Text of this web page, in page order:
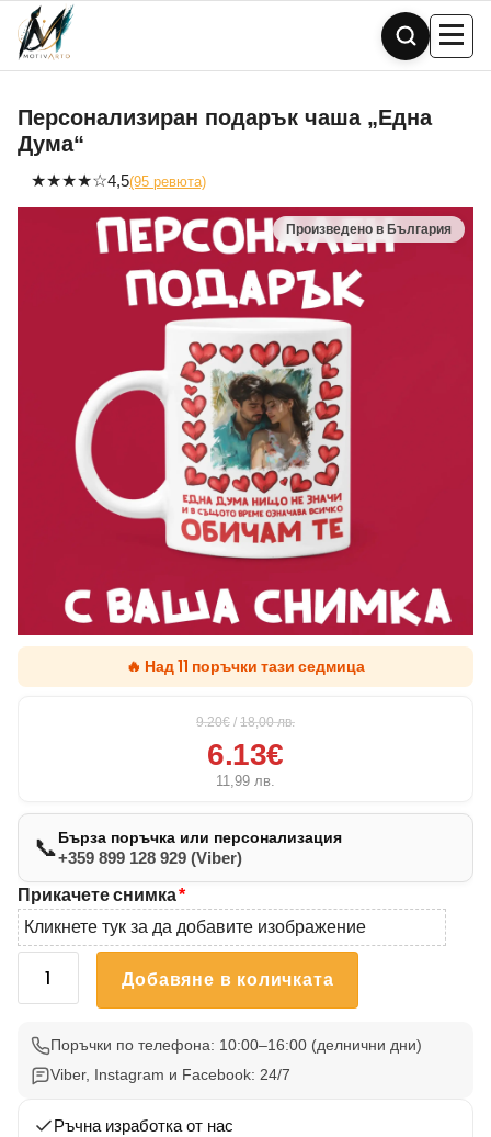
Skip
content
Персонализиран подарък чаша „Една
Дума“
★★★★☆4,5(95 ревюта)
🔥 Над 11 поръчки тази седмица
9.20€ / 18,00лв.
6.13€
11,99 лв.
📞Бърза поръчка или персонализация
+359 899 128 929 (Viber)
Прикачете снимка*
Кликнете тук за да добавите изображение
количество
Персонализиран
подарък
чаша
Дума"
Добавяне в количката
Поръчки по телефона: 10:00–16:00 (делнични дни)
Viber, Instagram и Facebook: 24/7
Ръчна изработка от нас